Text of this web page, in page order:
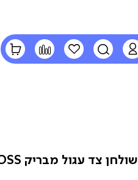
LOGINחיפוש
הרשימה
שלי
השוואההסל
שלי
שולחן צד עגול מבריק GLOSS